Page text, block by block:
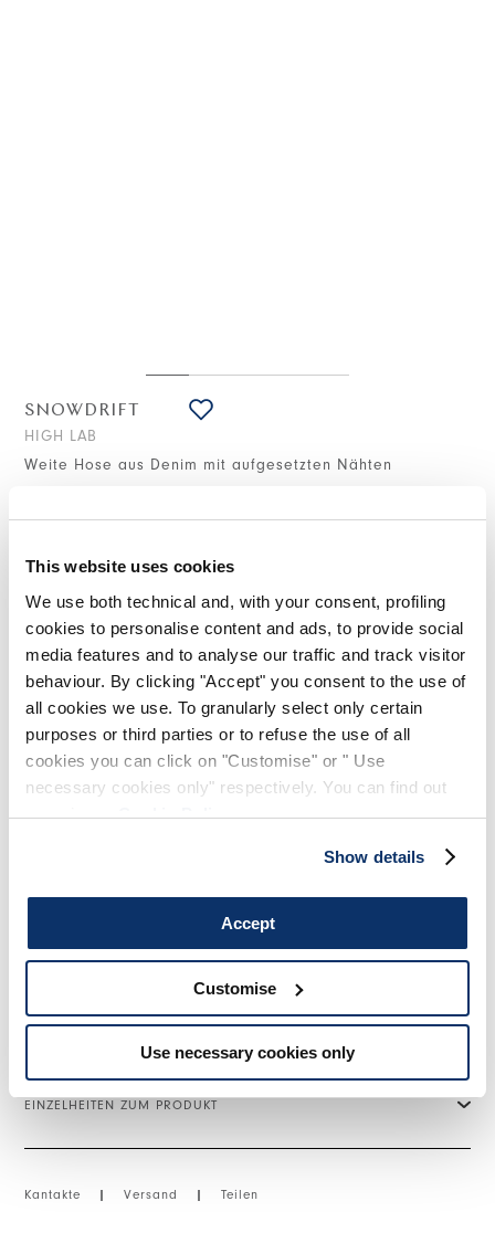
This website uses cookies
We use both technical and, with your consent, profiling
cookies to personalise content and ads, to provide social
media features and to analyse our traffic and track visitor
behaviour. By clicking "Accept" you consent to the use of
all cookies we use. To granularly select only certain
purposes or third parties or to refuse the use of all
cookies you can click on "Customise" or " Use
necessary cookies only" respectively. You can find out
more in ourCookie Policy.
Show details
Accept
Customise
Use necessary cookies only
SNOWDRIFT
HIGH LAB
Weite Hose aus Denim mit aufgesetzten Nähten
STILISTISCHE HINWEISE
Die Hose Snowdrift hat eine lässige und energische
Ausstrahlung. Aus Baumwoll-/Lyocell-Denim mit sehr breitem
Bein und doppelten kontrastierenden Nähten, die Schnitte und
Formen hervorheben.
Taillenband mit Gürtelschlaufen und vorderer Knopf. Vorderer
Verschluss mit Patte und Metallreißverschluss. Vordere
Umweltauswirkungen mit spezifischen Produkten zur Betonung
der Weichheit des Gewebes.
GRÖSSE & PASSFORM
EINZELHEITEN ZUM PRODUKT
Kantakte | Versand | Teilen